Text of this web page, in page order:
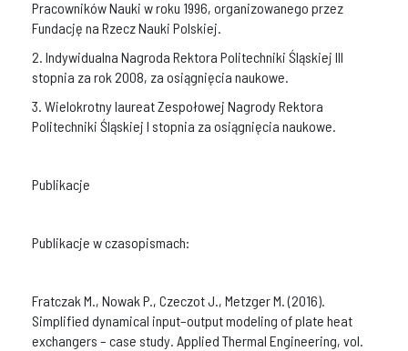
Pracowników Nauki w roku 1996, organizowanego przez
Fundację na Rzecz Nauki Polskiej.
2. Indywidualna Nagroda Rektora Politechniki Śląskiej III
stopnia za rok 2008, za osiągnięcia naukowe.
3. Wielokrotny laureat Zespołowej Nagrody Rektora
Politechniki Śląskiej I stopnia za osiągnięcia naukowe.
Publikacje
Publikacje w czasopismach:
Fratczak M., Nowak P., Czeczot J., Metzger M. (2016).
Simplified dynamical input–output modeling of plate heat
exchangers – case study. Applied Thermal Engineering, vol.